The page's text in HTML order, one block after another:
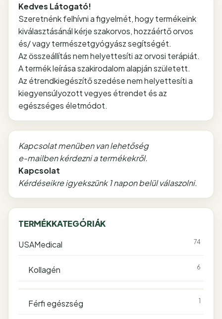
Kedves Látogató!
Szeretnénk felhívni a figyelmét, hogy termékeink
kiválasztásánál kérje szakorvos, hozzáértő orvos
és/ vagy természetgyógyász segítségét.
Az összeállítás nem helyettesíti az orvosi terápiát.
A termék leírása szakirodalom alapján született.
Az étrendkiegészítő szedése nem helyettesíti a
kiegyensúlyozott vegyes étrendet és az
egészséges életmódot.
Kapcsolat menüben van lehetőség
e-mailben kérdezni a termékekről.
Kapcsolat
Kérdéseikre igyekszünk 1 napon belül válaszolni.
TERMÉKKATEGÓRIÁK
USAMedical
74
Kollagén 6
Férfi egészség 1